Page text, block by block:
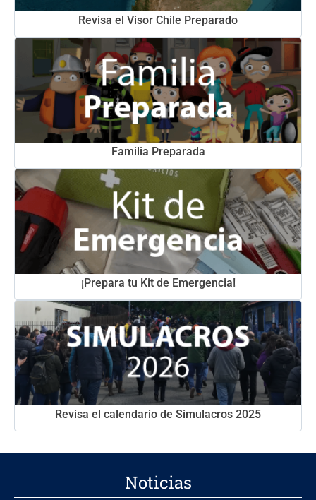
Revisa el Visor Chile Preparado
Familia Preparada
¡Prepara tu Kit de Emergencia!
Revisa el calendario de Simulacros 2025
Noticias